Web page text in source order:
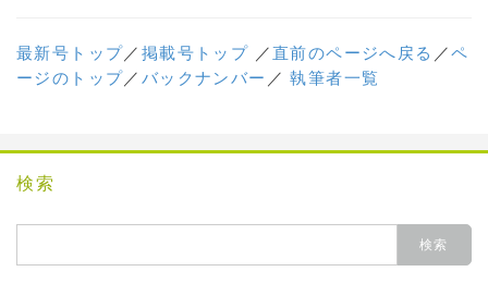
最新号トップ／ 掲載号トップ ／直前のページへ戻る ／ペ
ージのトップ／ バックナンバー ／執筆者一覧
検索